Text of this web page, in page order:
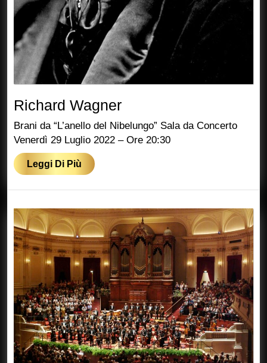
Richard WagnerRichard
Wagner
Brani da “L’anello del Nibelungo” Sala da Concerto
Venerdì 29 Luglio 2022 – Ore 20:30
Leggi Di Più Leggi
Di